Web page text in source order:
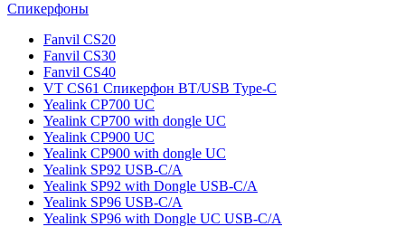
Спикерфоны
Fanvil CS20
Fanvil CS30
Fanvil CS40
VT CS61 Cпикерфон BT/USB Type-C
Yealink CP700 UC
Yealink CP700 with dongle UC
Yealink CP900 UC
Yealink CP900 with dongle UC
Yealink SP92 USB-C/A
Yealink SP92 with Dongle USB-C/A
Yealink SP96 USB-C/A
Yealink SP96 with Dongle UC USB-C/A